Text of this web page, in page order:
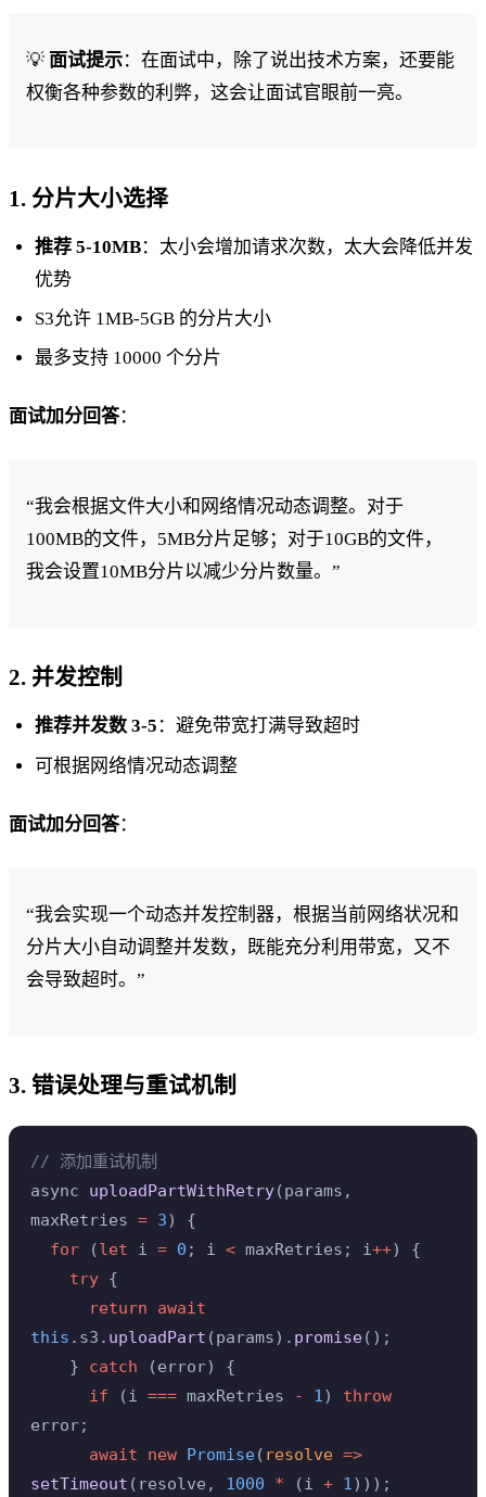
💡 面试提示：在面试中，除了说出技术方案，还要能
权衡各种参数的利弊，这会让面试官眼前一亮。
1. 分片大小选择
推荐 5-10MB：太小会增加请求次数，太大会降低并发
优势
S3允许 1MB-5GB 的分片大小
最多支持 10000 个分片
面试加分回答：
“我会根据文件大小和网络情况动态调整。对于
100MB的文件，5MB分片足够；对于10GB的文件，
我会设置10MB分片以减少分片数量。”
2. 并发控制
推荐并发数 3-5 ：避免带宽打满导致超时
可根据网络情况动态调整
面试加分回答：
“我会实现一个动态并发控制器，根据当前网络状况和
分片大小自动调整并发数，既能充分利用带宽，又不
会导致超时。”
3. 错误处理与重试机制
// 添加重试机制
async uploadPartWithRetry(params,
maxRetries = 3) {
  for
(let i = 0 ; i < maxRetries; i++) {
    try
{
      return
await
this .s3. uploadPart (params). promise();
    }
catch (error) {
      if
(i === maxRetries - 1) throw
error;
      await
new Promise( resolve =>
setTimeout (resolve, 1000 * (i + 1)));